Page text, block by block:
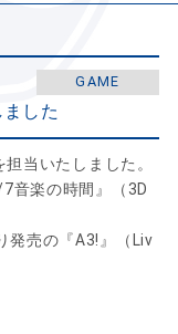
GAME
した
当いたしました。
音楽の時間』
（3D
発売の『A3!』（Liv